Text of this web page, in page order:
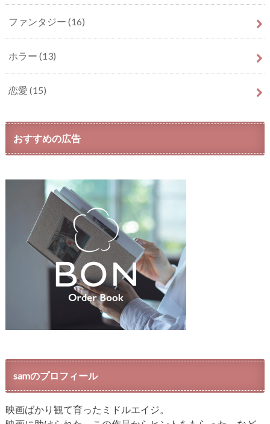
ファンタジー (16)
ホラー (13)
恋愛 (15)
おすすめの広告
samのプロフィール
映画ばかり観て育ったミドルエイジ。